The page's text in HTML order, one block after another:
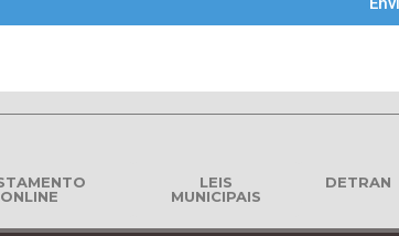
ONLINE
LEIS
MUNICIPAIS
DETRAN